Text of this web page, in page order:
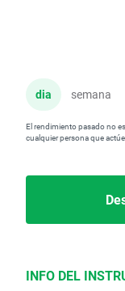
dia semana
El rendimiento pasado no
cualquier persona que
INFO DEL